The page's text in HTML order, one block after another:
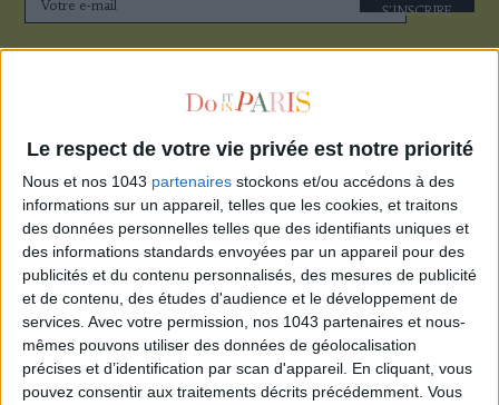
Le respect de votre vie privée est notre priorité
Nous et nos 1043 partenaires stockons et/ou accédons à des
informations sur un appareil, telles que les cookies, et traitons
des données personnelles telles que des identifiants uniques et
des informations standards envoyées par un appareil pour des
publicités et du contenu personnalisés, des mesures de publicité
et de contenu, des études d'audience et le développement de
services. Avec votre permission, nos 1043 partenaires et nous-
mêmes pouvons utiliser des données de géolocalisation
précises et d’identification par scan d'appareil. En cliquant, vous
pouvez consentir aux traitements décrits précédemment. Vous
S'INSCRIRE
ADOPT PARFUMS RÉVOLUTIONNE LA PARFUMERIE MADE IN FRANCE À PETIT PRIX